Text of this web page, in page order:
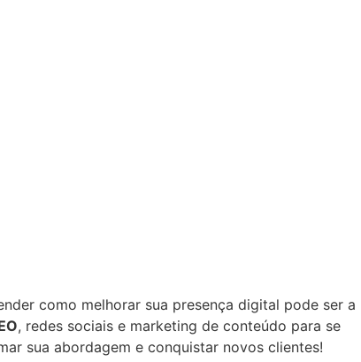
como melhorar sua presença digital pode ser a
, redes sociais e marketing de conteúdo para se
sua abordagem e conquistar novos clientes!